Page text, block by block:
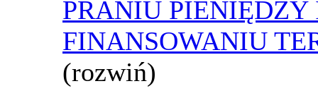
PRANIU PIENIĘDZY
FINANSOWANIU
(rozwiń)